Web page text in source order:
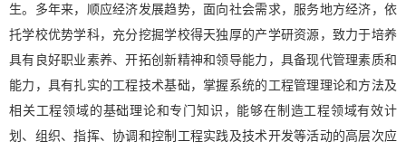
生。多年来，顺应经济发展趋势，面向社会需求，服务地方经济，依
托学校优势学科，充分挖掘学校得天独厚的产学研资源，致力于培养
具有良好职业素养、开拓创新精神和领导能力，具备现代管理素质和
能力，具有扎实的工程技术基础，掌握系统的工程管理理论和方法及
相关工程领域的基础理论和专门知识，能够在制造工程领域有效计
划、组织、指挥、协调和控制工程实践及技术开发等活动的高层次应